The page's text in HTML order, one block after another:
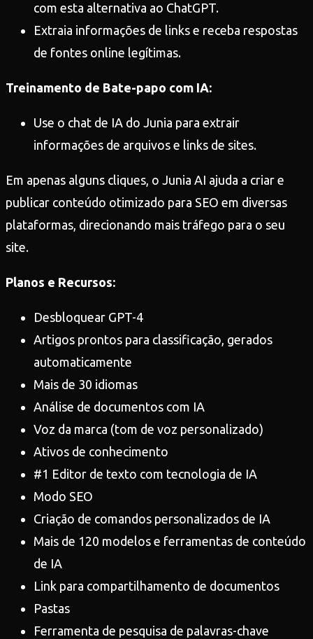
com esta alternativa ao ChatGPT.
Extraia informações de links e receba respostas
de fontes online legítimas.
Treinamento de Bate-papo com IA:
Use o chat de IA do Junia para extrair
informações de arquivos e links de sites.
Em apenas alguns cliques, o Junia AI ajuda a criar e
publicar conteúdo otimizado para SEO em diversas
plataformas, direcionando mais tráfego para o seu
site.
Planos e Recursos:
Desbloquear GPT-4
Artigos prontos para classificação, gerados
automaticamente
Mais de 30 idiomas
Análise de documentos com IA
Voz da marca (tom de voz personalizado)
Ativos de conhecimento
#1 Editor de texto com tecnologia de IA
Modo SEO
Criação de comandos personalizados de IA
Mais de 120 modelos e ferramentas de conteúdo
de IA
Link para compartilhamento de documentos
Pastas
Ferramenta de pesquisa de palavras-chave